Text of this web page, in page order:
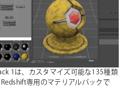
1は、カスタマイズ可能な135種類
専用のマテリアルパックで